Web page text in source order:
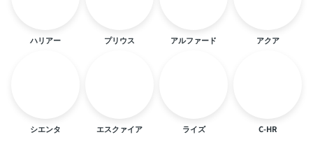
ハリアー プリウス アルファード アクア
シエンタ エスクァイア ライズ C-HR